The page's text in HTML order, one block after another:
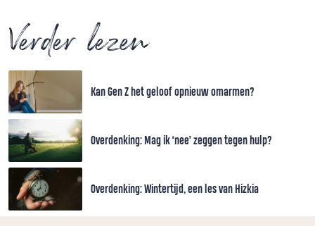
Verder lezen
Kan Gen Z het geloof opnieuw omarmen?
Overdenking: Mag ik ‘nee’ zeggen tegen hulp?
Overdenking: Wintertijd, een les van Hizkia